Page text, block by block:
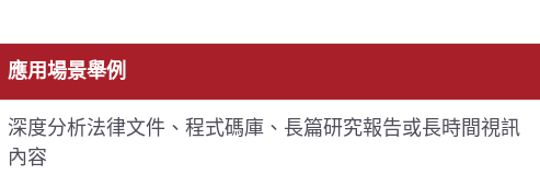
應用場景舉例
深度分析法律文件、程式碼庫、長篇研究報告或長時間視訊
內容